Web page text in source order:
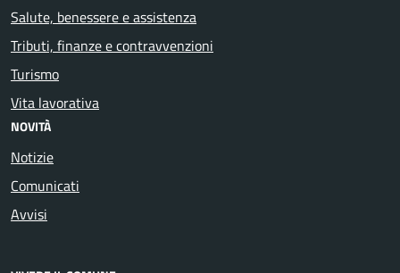
Salute, benessere e assistenza
Tributi, finanze e contravvenzioni
Turismo
Vita lavorativa
NOVITÀ
Notizie
Comunicati
Avvisi